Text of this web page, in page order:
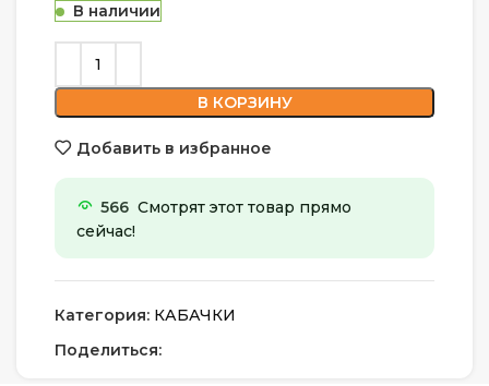
В наличии
В КОРЗИНУ
Добавить в избранное
566 Смотрят этот товар прямо
сейчас!
Категория: КАБАЧКИ
Поделиться: